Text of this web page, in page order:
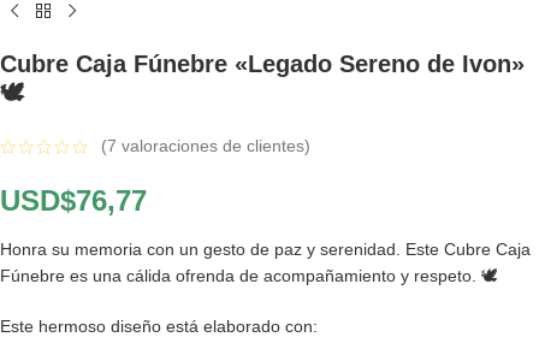
Cubre Caja Fúnebre «Legado Sereno de Ivon»
🕊️
(7 valoraciones de clientes)
USD$76,77
Honra su memoria con un gesto de paz y serenidad. Este Cubre Caja
Fúnebre es una cálida ofrenda de acompañamiento y respeto. 🕊️
Este hermoso diseño está elaborado con: